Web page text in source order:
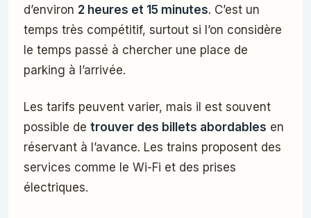
d’environ 2 heures et 15 minutes. C’est un
temps très compétitif, surtout si l’on considère
le temps passé à chercher une place de
parking à l’arrivée.
Les tarifs peuvent varier, mais il est souvent
possible de trouver des billets abordables en
réservant à l’avance. Les trains proposent des
services comme le Wi-Fi et des prises
électriques.